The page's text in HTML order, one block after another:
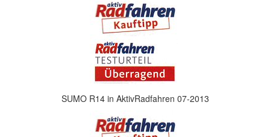
SUMO R14 in AktivRadfahren 07-2013